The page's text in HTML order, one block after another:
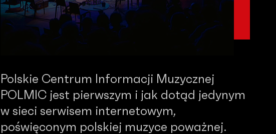
Polskie Centrum Informacji Muzycznej
POLMIC jest pierwszym i jak dotąd jedynym
w sieci serwisem internetowym,
poświęconym polskiej muzyce poważnej.